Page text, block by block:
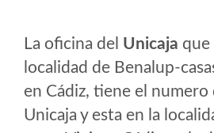
La oficina del Unicaja que
localidad de Benalup-
en Cádiz, tiene el numero
Unicaja y esta en la